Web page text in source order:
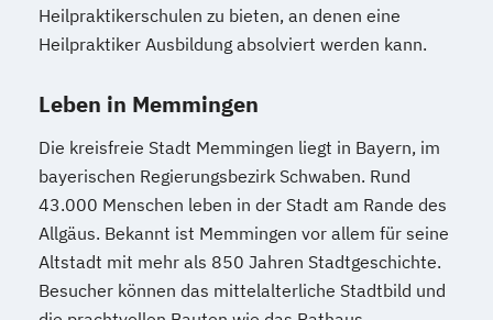
Heilpraktikerschulen zu bieten, an denen eine
Heilpraktiker Ausbildung absolviert werden kann.
Leben in Memmingen
Die kreisfreie Stadt Memmingen liegt in Bayern, im
bayerischen Regierungsbezirk Schwaben. Rund
43.000 Menschen leben in der Stadt am Rande des
Allgäus. Bekannt ist Memmingen vor allem für seine
Altstadt mit mehr als 850 Jahren Stadtgeschichte.
Besucher können das mittelalterliche Stadtbild und